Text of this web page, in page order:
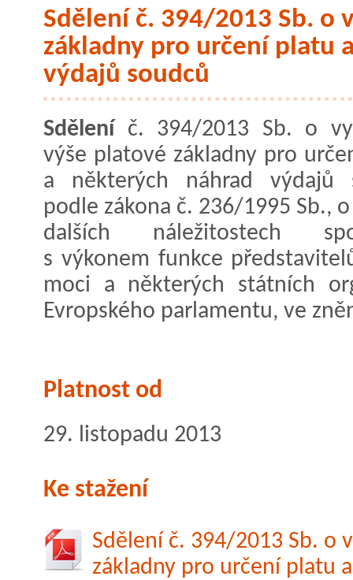
Sdělení č. 394/2013 Sb. o
základny pro určení platu
výdajů soudců
Sdělení č. 394/2013 Sb. o
výše platové základny pro
a některých náhrad výdajů
podle zákona č. 236/1995 Sb.,
dalších náležitostech
s výkonem funkce
moci a některých státních
Evropského parlamentu, ve
Platnost od
29. listopadu 2013
Ke stažení
Sdělení č. 394/2013 Sb. o
základny pro určení platu